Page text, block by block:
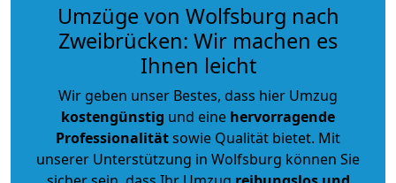
Umzüge von Wolfsburg nach
Zweibrücken: Wir machen es
Ihnen leicht
Wir geben unser Bestes, dass hier Umzug
kostengünstig und eine hervorragende
Professionalitätsowie Qualität bietet. Mit
unserer Unterstützung in Wolfsburg können Sie